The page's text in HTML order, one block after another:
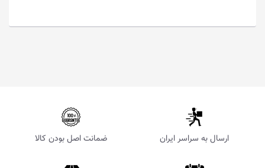
ارسال به سراسر ایران ضمانت اصل بودن کالا